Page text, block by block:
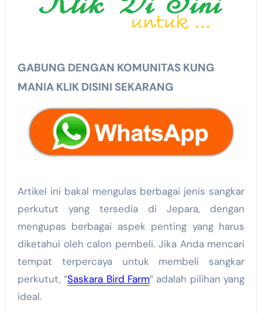
GABUNG DENGAN KOMUNITAS KUNG
MANIA KLIK DISINI SEKARANG
Artikel ini bakal mengulas berbagai jenis sangkar
perkutut yang tersedia di Jepara, dengan
mengupas berbagai aspek penting yang harus
diketahui oleh calon pembeli. Jika Anda mencari
tempat terpercaya untuk membeli sangkar
perkutut, “Saskara Bird Farm” adalah pilihan yang
ideal.